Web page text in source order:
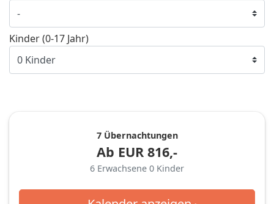
Kinder (0-17 Jahr)
7 Übernachtungen
Ab EUR 816,-
6 Erwachsene 0 Kinder